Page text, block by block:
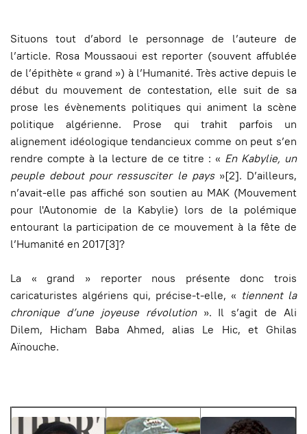
Situons tout d’abord le personnage de l’auteure de
l’article. Rosa Moussaoui est reporter (souvent affublée
de l’épithète « grand ») à l’Humanité. Très active depuis le
début du mouvement de contestation, elle suit de sa
prose les évènements politiques qui animent la scène
politique algérienne. Prose qui trahit parfois un
alignement idéologique tendancieux comme on peut s’en
rendre compte à la lecture de ce titre : « En Kabylie, un
peuple debout pour ressusciter le pays»[2]. D’ailleurs,
n’avait-elle pas affiché son soutien au MAK (Mouvement
pour l'Autonomie de la Kabylie) lors de la polémique
entourant la participation de ce mouvement à la fête de
l’Humanité en 2017[3]?
La « grand » reporter nous présente donc trois
caricaturistes algériens qui, précise-t-elle, « tiennent la
chronique d’une joyeuse révolution». Il s’agit de Ali
Dilem, Hicham Baba Ahmed, alias Le Hic, et Ghilas
Aïnouche.